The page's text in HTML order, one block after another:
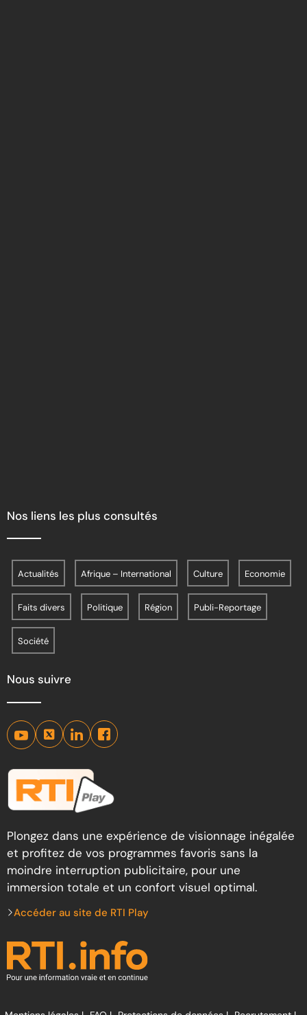
Nos liens les plus consultés
Actualités Afrique – International Culture Economie
Faits divers Politique Région Publi-Reportage
Société
Nous suivre
Plongez dans une expérience de visionnage inégalée
et profitez de vos programmes favoris sans la
moindre interruption publicitaire, pour une
immersion totale et un confort visuel optimal.
Accéder au site de RTI Play